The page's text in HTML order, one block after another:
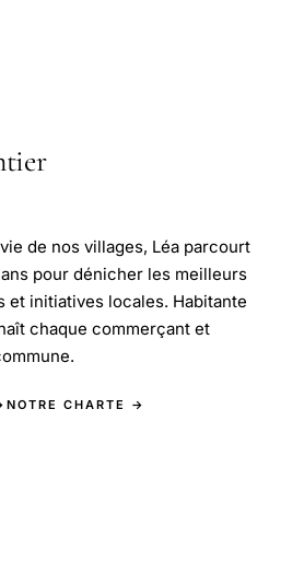
de nos villages, Léa parcourt
pour dénicher les meilleurs
et initiatives locales. Habitante
chaque commerçant et
NOTRE CHARTE →